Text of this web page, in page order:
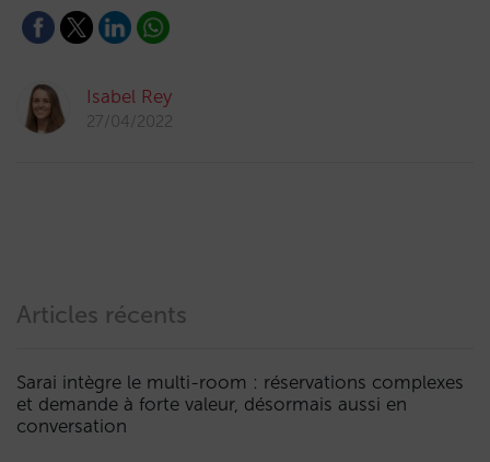
Isabel Rey
27/04/2022
Articles récents
Sarai intègre le multi-room : réservations complexes
et demande à forte valeur, désormais aussi en
conversation